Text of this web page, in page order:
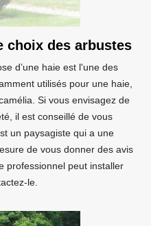
choix des arbustes
d’une haie est l'une des
utilisés pour une haie,
Si vous envisagez de
il est conseillé de vous
un paysagiste qui a une
de vous donner des avis
professionnel peut installer
le.